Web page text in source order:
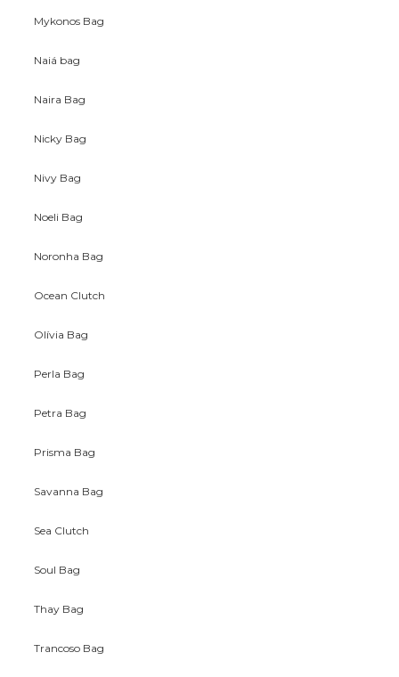
Mykonos Bag
Naiá bag
Naira Bag
Nicky Bag
Nivy Bag
Noeli Bag
Noronha Bag
Ocean Clutch
Olívia Bag
Perla Bag
Petra Bag
Prisma Bag
Savanna Bag
Sea Clutch
Soul Bag
Thay Bag
Trancoso Bag